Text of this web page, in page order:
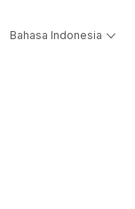
Bahasa Indonesia